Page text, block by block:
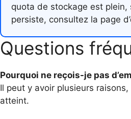
quota de stockage est
persiste, consultez la page
Questions
Pourquoi ne reçois-je pas
Il peut y avoir plusieurs
atteint.